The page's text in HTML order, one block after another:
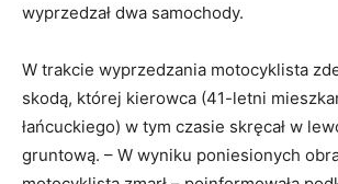
wyprzedzał dwa samochody.
W trakcie wyprzedzania motocyklista
skodą, której kierowca (41-letni
łańcuckiego) w tym czasie skręcał w
gruntową. – W wyniku poniesionych